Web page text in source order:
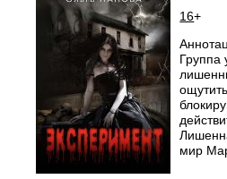
16+
Группа
мир